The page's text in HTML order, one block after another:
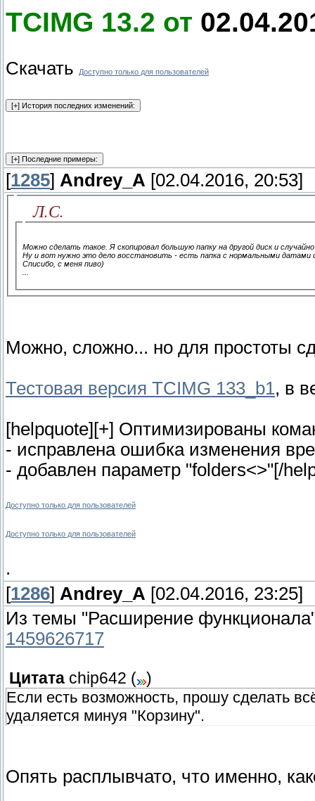
TCIMG 13.2 от
Скачать Доступно только для пользователей
[1285] Andrey_A [02.04.2016, 20:53]
Л.С.
Можно сделать такое. Я скопировал большую папку на другой диск и
Ну и вот нужно это дело восстановить - есть папка с нормальными датами и
Списибо, с меня пиво)
Можно, сложно... но для простоты
Тестовая версия TCIMG 133_b1, в
[helpquote][+] Оптимизированы
- исправлена ошибка изменения
- добавлен параметр "folders<>"[/
Доступно только для пользователей
Доступно только для пользователей
.
[1286] Andrey_A [02.04.2016, 23:25]
Из темы "Расширение
1459626717
Цитата chip642 (
)
Если есть возможность, прошу сделать
удаляется минуя "Корзину".
Опять расплывчато, что именно,